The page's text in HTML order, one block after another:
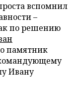
вспомнил
–
по решению
памятник
Ивану